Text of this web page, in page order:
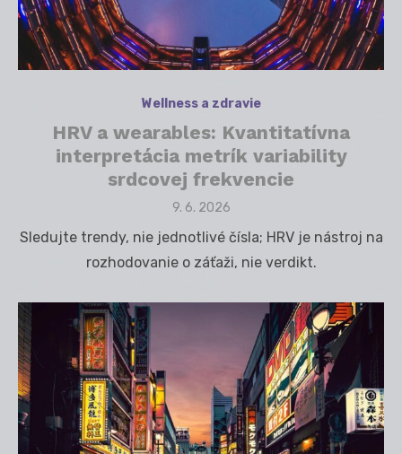
Wellness a zdravie
HRV a wearables: Kvantitatívna
interpretácia metrík variability
srdcovej frekvencie
Posted
9. 6. 2026
Sledujte trendy, nie jednotlivé čísla; HRV je nástroj na
rozhodovanie o záťaži, nie verdikt.